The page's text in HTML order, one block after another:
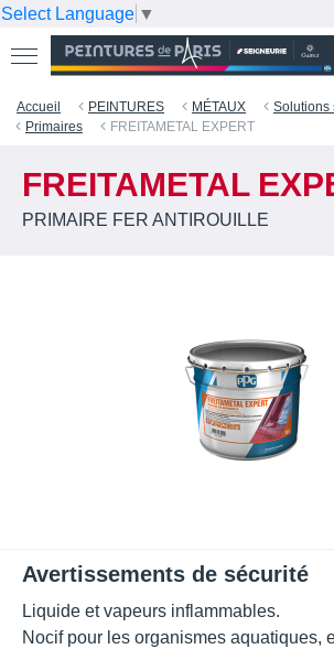
Select Language ▼
Accueil PEINTURES MÉTAUX
Solutions
Primaires
FREITAMETAL EXPERT
FREITAMETAL
PRIMAIRE FER ANTIROUILLE
Avertissements de sécurité
Liquide et vapeurs inflammables.
Nocif pour les organismes aquatiques,